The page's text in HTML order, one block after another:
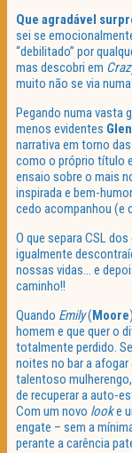
Que agradável
sei se
“debilitado” por
mas descobri em
muito não se via
Pegando numa vasta
menos evidentes
narrativa em torno
como o próprio título
ensaio sobre o mais
inspirada e bem-
cedo acompanhou (e
O que separa CSL
igualmente
nossas vidas… e
caminho!!
Quando Emily(Moore
homem e que quer o
totalmente perdido.
noites no bar a
talentoso
de recuperar a auto-
Com um novo looke
engate – sem a
perante a carência